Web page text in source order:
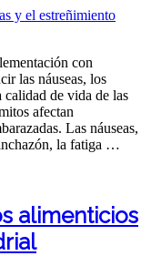
con
las náuseas, los
de vida de las
afectan
Las náuseas,
la fatiga …
alimenticios